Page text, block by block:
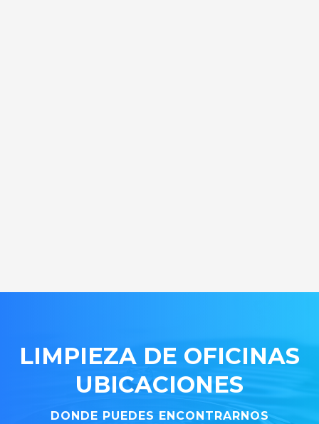
LIMPIEZA DE OFICINAS
UBICACIONES
DONDE PUEDES ENCONTRARNOS